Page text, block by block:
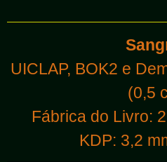
UICLAP, BOK2 e
(0,5
Fábrica do Livro:
KDP: 3,2